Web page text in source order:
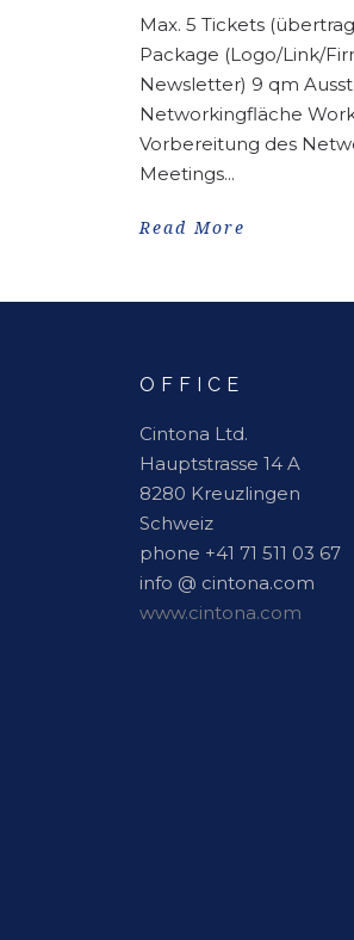
Max. 5 Tickets
Package (Logo/Link/
Newsletter) 9 qm
Networkingfläche
Vorbereitung des
Meetings...
Read More
OFFICE
Cintona Ltd.
Hauptstrasse 14 A
8280 Kreuzlingen
Schweiz
phone +41 71 511 03 67
info @ cintona.com
www.cintona.com